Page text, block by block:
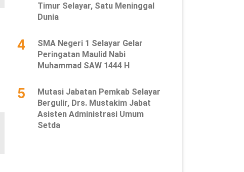
Timur Selayar, Satu Meninggal
Dunia
4
SMA Negeri 1 Selayar Gelar
Peringatan Maulid Nabi
Muhammad SAW 1444 H
5
Mutasi Jabatan Pemkab Selayar
Bergulir, Drs. Mustakim Jabat
Asisten Administrasi Umum
Setda